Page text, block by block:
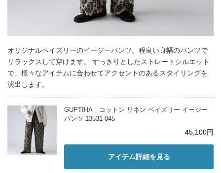
オリジナルペイズリーのイージーパンツ。程良い身幅のパンツで
リラックスして穿けます。 すっきりとしたストレートシルエット
で、様々なアイテムに合わせてアクセントのあるスタイリングを
演出します。
GUPTIHA｜コットン リネン ペイズリー イージー
パンツ 13531-045
45,100円
アイテム詳細を見る